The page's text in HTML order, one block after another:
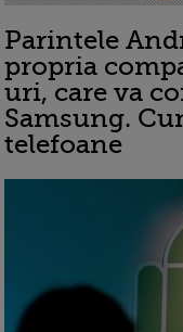
Parintele
propria
uri, care va
Samsung.
telefoane